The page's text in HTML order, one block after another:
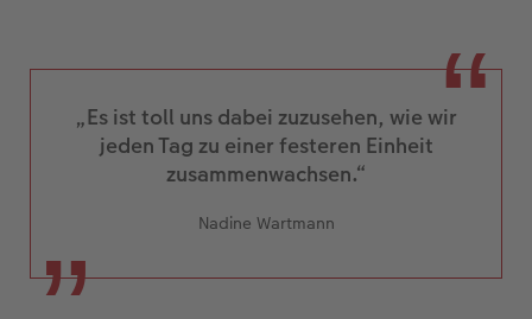
„Es ist toll uns dabei zuzusehen, wie wir
jeden Tag zu einer festeren Einheit
zusammenwachsen.“
Nadine Wartmann